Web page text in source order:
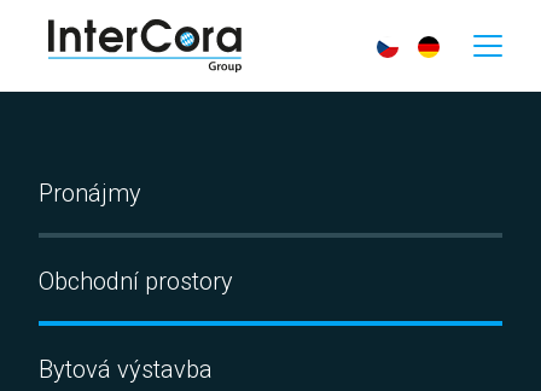
Pronájmy
Obchodní prostory
Bytová výstavba